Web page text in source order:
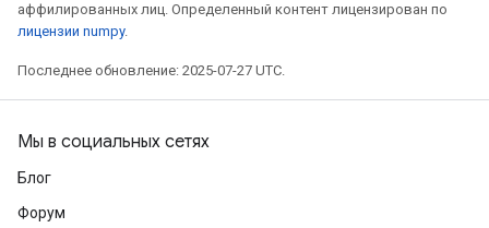
аффилированных лиц. Определенный контент лицензирован по
лицензии numpy.
Последнее обновление: 2025-07-27 UTC.
Мы в социальных сетях
Блог
Форум